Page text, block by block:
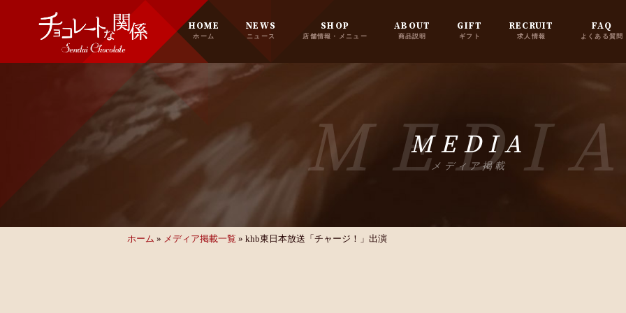
HOME
ホーム
NEWS
ニュース
SHOP
店舗情報・メニュー
ABOUT
商品説明
GIFT
ギフト
RECRUIT
求人情報
FAQ
よくある質問
MEDIA
メディア掲載
ホーム » メディア掲載一覧 » khb東日本放送「チャージ！」出演